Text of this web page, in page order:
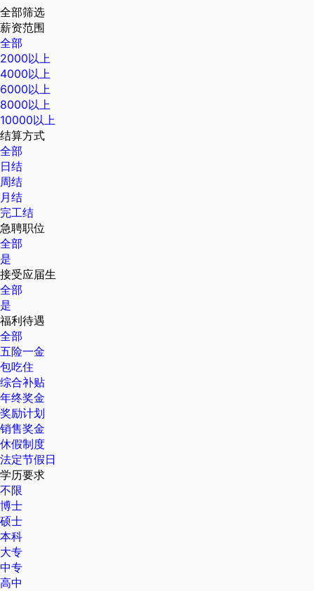
全部筛选
薪资范围
全部
2000以上
4000以上
6000以上
8000以上
10000以上
结算方式
全部
日结
周结
月结
完工结
急聘职位
全部
是
接受应届生
全部
是
福利待遇
全部
五险一金
包吃住
综合补贴
年终奖金
奖励计划
销售奖金
休假制度
法定节假日
学历要求
不限
博士
硕士
本科
大专
中专
高中